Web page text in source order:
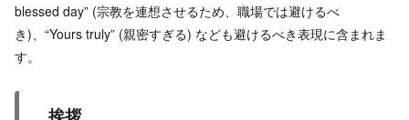
blessed day” (宗教を連想させるため、職場では避けるべ
き)、“Yours truly” (親密すぎる) なども避けるべき表現に含まれま
す。